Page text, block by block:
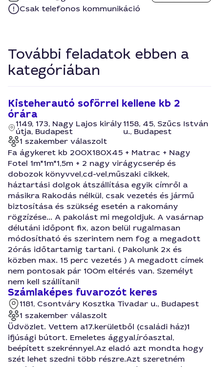
Csak telefonos kommunikáció
További feladatok ebben a
kategóriában
Kisteherautó soförrel kellene kb 2
órára
1149, 173, Nagy Lajos király
útja, Budapest
1158, 45, Szűcs István
u., Budapest
1 szakember válaszolt
Fa ágykeret kb 200X180X45 + Matrac + Nagy
Fotel 1m*1m*1,5m + 2 nagy virágycserép és
dobozok könyvvel,cd-vel,műszaki cikkek,
háztartási dolgok átszállítása egyik címről a
másikra Rakodás nélkül, csak vezetés és jármű
biztosítása és szükség esetén a rakomány
rögzízése... A pakolást mi megoldjuk. A vasárnap
délutáni időpont fix, azon belül rugalmasan
módosítható és szerintem nem fog a megadott
2órás időtartamig tartani. ( Pakolunk 2x és
közben max. 15 perc vezetés ) A megadott címek
nem pontosak pár 100m eltérés van. Személyt
nem kell szállítani!
Számlaképes fuvarozót keres
1181, Csontváry Kosztka Tivadar u., Budapest
1 szakember válaszolt
Üdvözlet. Vettem a17.kerületből (családi ház)1
ifjúsági bútort. Emeletes ággyal,íróasztal,
beépített szekrénnyel.Az eladó azt mondta hogy
szét lehet szedni több részre.Azt szeretném